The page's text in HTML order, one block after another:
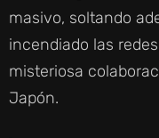
masivo, soltando
incendiado las
misteriosa
Japón.